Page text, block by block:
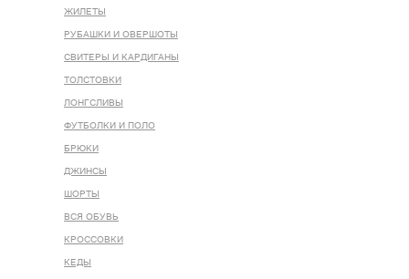
ЖИЛЕТЫ
РУБАШКИ И ОВЕРШОТЫ
СВИТЕРЫ И КАРДИГАНЫ
ТОЛСТОВКИ
ЛОНГСЛИВЫ
ФУТБОЛКИ И ПОЛО
БРЮКИ
ДЖИНСЫ
ШОРТЫ
ВСЯ ОБУВЬ
КРОССОВКИ
КЕДЫ